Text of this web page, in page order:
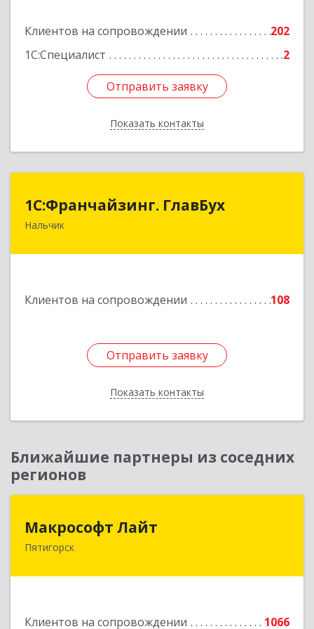
Клиентов на сопровождении
202
1С:Специалист
2
Отправить заявку
Показать контакты
Отправить заявку
Назад
1С:Франчайзинг. ГлавБух
Нальчик
Клиентов на сопровождении 108
Отправить заявку
Показать контакты
1С:Франчайзинг. ГлавБух
360000, Кабардино-Балкарская Респ, Нальчик г,
Отправить заявку
Назад
Ближайшие партнеры из соседних
регионов
Макрософт Лайт
Пятигорск
Клиентов на сопровождении 1066
357501, Ставропольский край, Пятигорск г,